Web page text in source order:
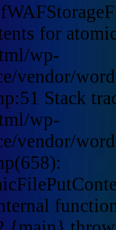
for
wp-
vendor/
Stack
wp-
vendor/